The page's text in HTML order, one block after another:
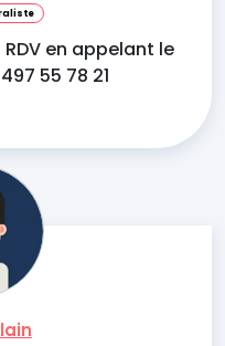
en appelant le
55 78 21